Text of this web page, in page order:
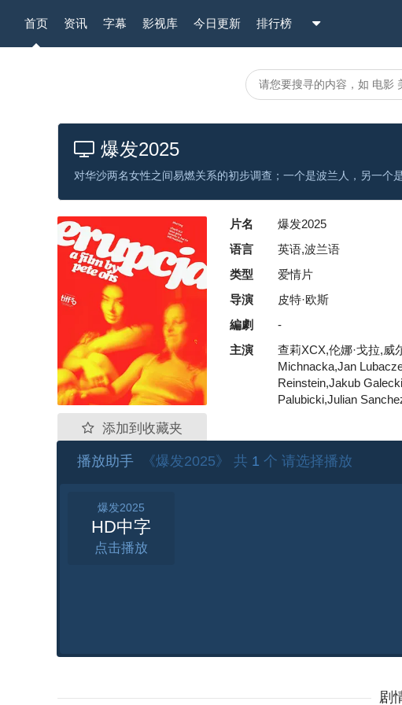
首页 资讯 字幕 影视库 今日更新 排行榜
爆发2025
对华沙两名女性之间易燃关系的初步调查；一个是波兰人，另一个是
添加到收藏夹
片名 爆发2025
语言
英语,波兰语
类型
爱情片
导演
皮特·欧斯
編劇
-
主演
查莉XCX,伦娜·戈拉,威
Michnacka,Jan
Reinstein,Jakub
Palubicki,Julian
播放助手 《爆发2025》 共 1 个 请选择播放
爆发2025
HD中字
点击
剧